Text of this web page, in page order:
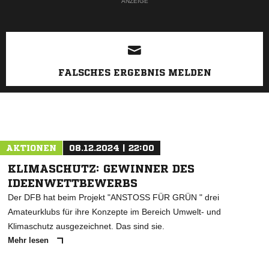
FALSCHES ERGEBNIS MELDEN
AKTIONEN 08.12.2024 | 22:00
KLIMASCHUTZ: GEWINNER DES
IDEENWETTBEWERBS
Der DFB hat beim Projekt "ANSTOSS FÜR GRÜN " drei
Amateurklubs für ihre Konzepte im Bereich Umwelt- und
Klimaschutz ausgezeichnet. Das sind sie.
Mehr lesen